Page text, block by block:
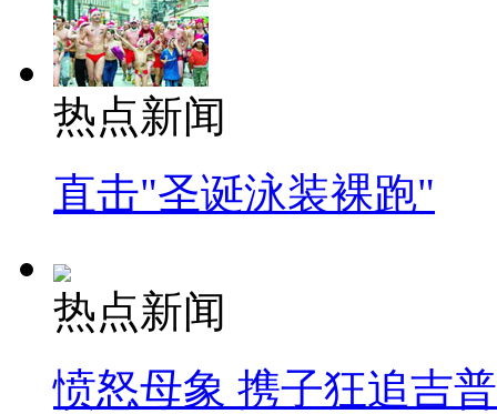
热点新闻
直击"圣诞泳装裸跑"
热点新闻
愤怒母象 携子狂追吉